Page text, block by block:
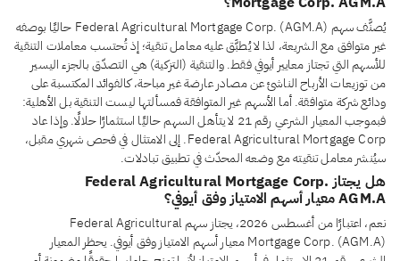
يُصنَّف سهم Federal Agricultural Mortgage Corp. (AGM.A) حاليًا بوصفه
غير متوافق مع الشريعة، لذا لا يُطبَّق عليه معامل تنقية؛ إذ تُحتسب معاملات التنقية
للأسهم التي تجتاز معايير أيوفي فقط. والتنقية (التزكية) هي التصدّق بالجزء اليسير
من توزيعات الأرباح الناشئ عن مصادر عارضة غير مباحة، كالفوائد المكتسبة على
ودائع شركة متوافقة. أما الأسهم غير المتوافقة فمسألتها ليست التنقية بل الأهلية:
فبموجب المعيار الشرعي رقم 21 لا يتأهل السهم حاليًا استثمارًا حلالًا. وإذا عاد
Federal Agricultural Mortgage Corp. إلى الامتثال في فحص شهري مقبل،
سيُنشر معامل تنقيته مع وضعه المحدّث في تطبيق تبادلات.
هل يجتاز Federal Agricultural Mortgage Corp.
AGM.A معيار أسهم الامتياز وفق أيوفي؟
نعم، اعتبارًا من أغسطس 2026، يجتاز سهم Federal Agricultural
Mortgage Corp. (AGM.A) معيار أسهم الامتياز وفق أيوفي. يحظر المعيار